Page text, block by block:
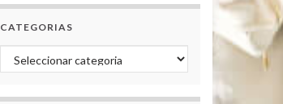
CATEGORIAS
Categorias